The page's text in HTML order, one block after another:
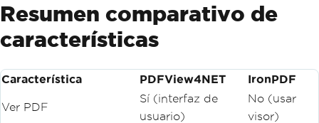
Resumen comparativo de
características
Característica PDFView4NET IronPDF
Ver PDF
Sí (interfaz de
usuario)
No (usar
visor)